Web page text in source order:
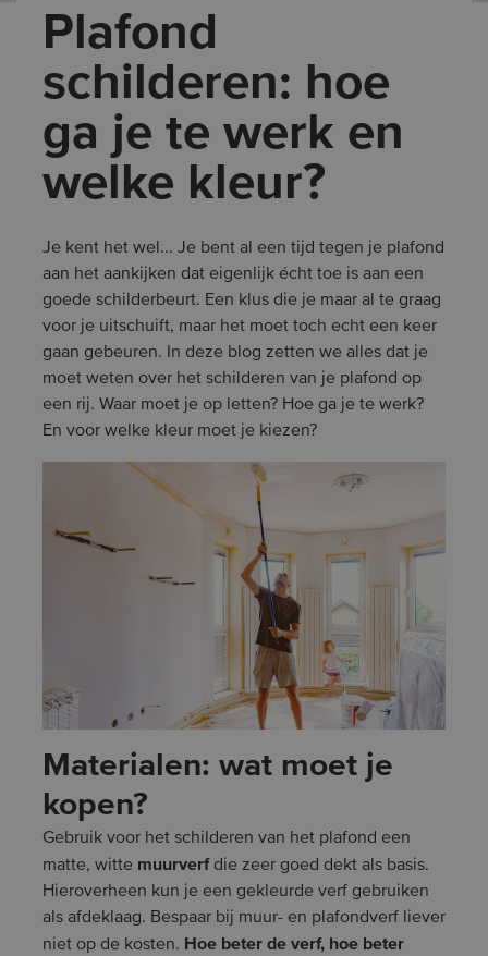
Plafond
schilderen: hoe
ga je te werk en
welke kleur?
Je kent het wel... Je bent al een tijd tegen je plafond
aan het aankijken dat eigenlijk écht toe is aan een
goede schilderbeurt. Een klus die je maar al te graag
voor je uitschuift, maar het moet toch echt een keer
gaan gebeuren. In deze blog zetten we alles dat je
moet weten over het schilderen van je plafond op
een rij. Waar moet je op letten? Hoe ga je te werk?
En voor welke kleur moet je kiezen?
Materialen: wat moet je
kopen?
Gebruik voor het schilderen van het plafond een
matte, witte muurverf die zeer goed dekt als basis.
Hieroverheen kun je een gekleurde verf gebruiken
als afdeklaag. Bespaar bij muur- en plafondverf liever
niet op de kosten. Hoe beter de verf, hoe beter